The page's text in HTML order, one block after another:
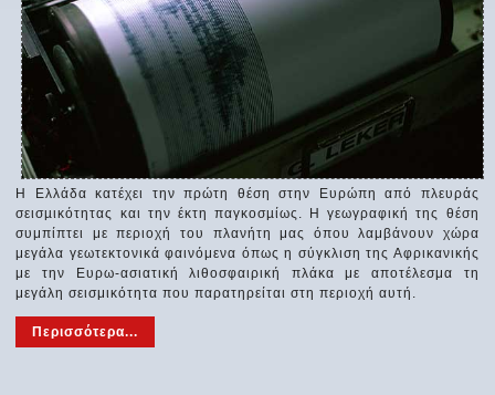
Η Ελλάδα κατέχει την πρώτη θέση στην Ευρώπη από πλευράς
σεισµικότητας και την έκτη παγκοσµίως. Η γεωγραφική της θέση
συμπίπτει με περιοχή του πλανήτη μας όπου λαμβάνουν χώρα
μεγάλα γεωτεκτονικά φαινόμενα όπως η σύγκλιση της Αφρικανικής
με την Ευρω-ασιατική λιθοσφαιρική πλάκα με αποτέλεσμα τη
μεγάλη σεισμικότητα που παρατηρείται στη περιοχή αυτή.
Περισσότερα...